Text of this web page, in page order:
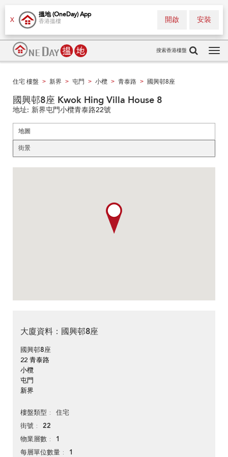
X
搵地 (OneDay) App
香港搵樓 安裝
開啟
搜索香港樓盤
住宅 樓盤 > 新界 > 屯門 > 小欖 > 青泰路 > 國興邨8座
國興邨8座 Kwok Hing Villa House 8
地址: 新界屯門小欖青泰路22號
地圖
街景
大廈資料：國興邨8座
國興邨8座
22 青泰路
小欖
屯門
新界
樓盤類型 住宅
街號 22
物業層數 1
每層單位數量 1